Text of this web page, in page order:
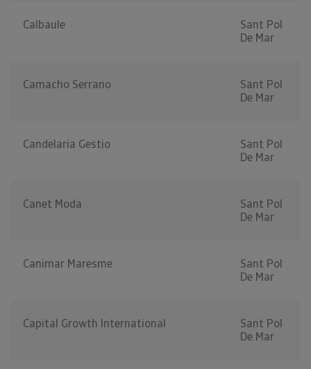
Calbaule
Sant Pol
De Mar
Camacho Serrano
Sant Pol
De Mar
Candelaria Gestio
Sant Pol
De Mar
Canet Moda
Sant Pol
De Mar
Canimar Maresme
Sant Pol
De Mar
Capital Growth International
Sant Pol
De Mar